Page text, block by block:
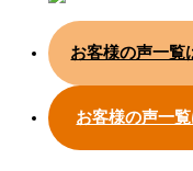
お客様の声一覧
お客様の声一